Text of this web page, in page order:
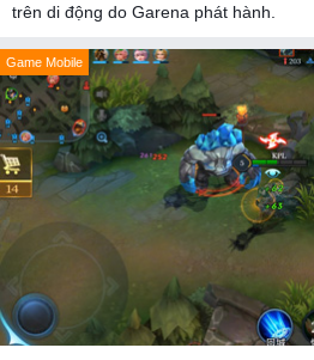
trên di động do Garena phát hành.
Game Mobile